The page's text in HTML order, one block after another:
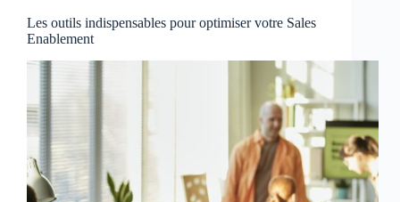
Les outils indispensables pour optimiser votre Sales
Enablement